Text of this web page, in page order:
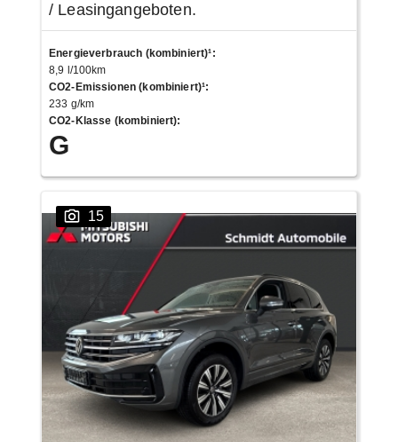
/ Leasingangeboten.
Energieverbrauch (kombiniert)¹:
8,9 l/100km
CO2-Emissionen (kombiniert)¹:
233 g/km
CO2-Klasse (kombiniert):
G
15